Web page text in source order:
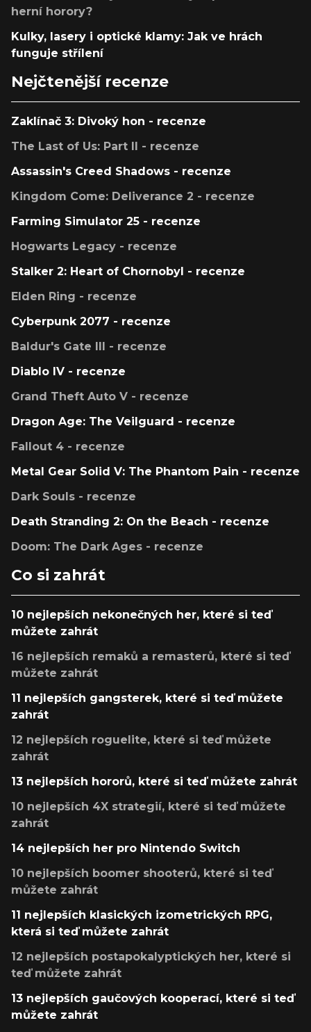
herní horory?
Kulky, lasery i optické klamy: Jak ve hrách
funguje střílení
Nejčtenější recenze
Zaklínač 3: Divoký hon - recenze
The Last of Us: Part II - recenze
Assassin's Creed Shadows - recenze
Kingdom Come: Deliverance 2 - recenze
Farming Simulator 25 - recenze
Hogwarts Legacy - recenze
Stalker 2: Heart of Chornobyl - recenze
Elden Ring - recenze
Cyberpunk 2077 - recenze
Baldur's Gate III - recenze
Diablo IV - recenze
Grand Theft Auto V - recenze
Dragon Age: The Veilguard - recenze
Fallout 4 - recenze
Metal Gear Solid V: The Phantom Pain - recenze
Dark Souls - recenze
Death Stranding 2: On the Beach - recenze
Doom: The Dark Ages - recenze
Co si zahrát
10 nejlepších nekonečných her, které si teď
můžete zahrát
16 nejlepších remaků a remasterů, které si teď
můžete zahrát
11 nejlepších gangsterek, které si teď můžete
zahrát
12 nejlepších roguelite, které si teď můžete
zahrát
13 nejlepších hororů, které si teď můžete zahrát
10 nejlepších 4X strategií, které si teď můžete
zahrát
14 nejlepších her pro Nintendo Switch
10 nejlepších boomer shooterů, které si teď
můžete zahrát
11 nejlepších klasických izometrických RPG,
která si teď můžete zahrát
12 nejlepších postapokalyptických her, které si
teď můžete zahrát
13 nejlepších gaučových kooperací, které si teď
můžete zahrát